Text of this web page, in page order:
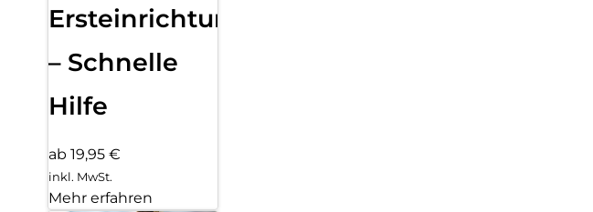
Ersteinrichtung
– Schnelle
Hilfe
ab 19,95 €
inkl. MwSt.
Mehr erfahren